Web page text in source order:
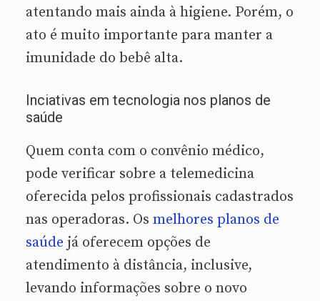
atentando mais ainda à higiene. Porém, o
ato é muito importante para manter a
imunidade do bebê alta.
Inciativas em tecnologia nos planos de
saúde
Quem conta com o convênio médico,
pode verificar sobre a telemedicina
oferecida pelos profissionais cadastrados
nas operadoras. Os melhores planos de
saúde já oferecem opções de
atendimento à distância, inclusive,
levando informações sobre o novo